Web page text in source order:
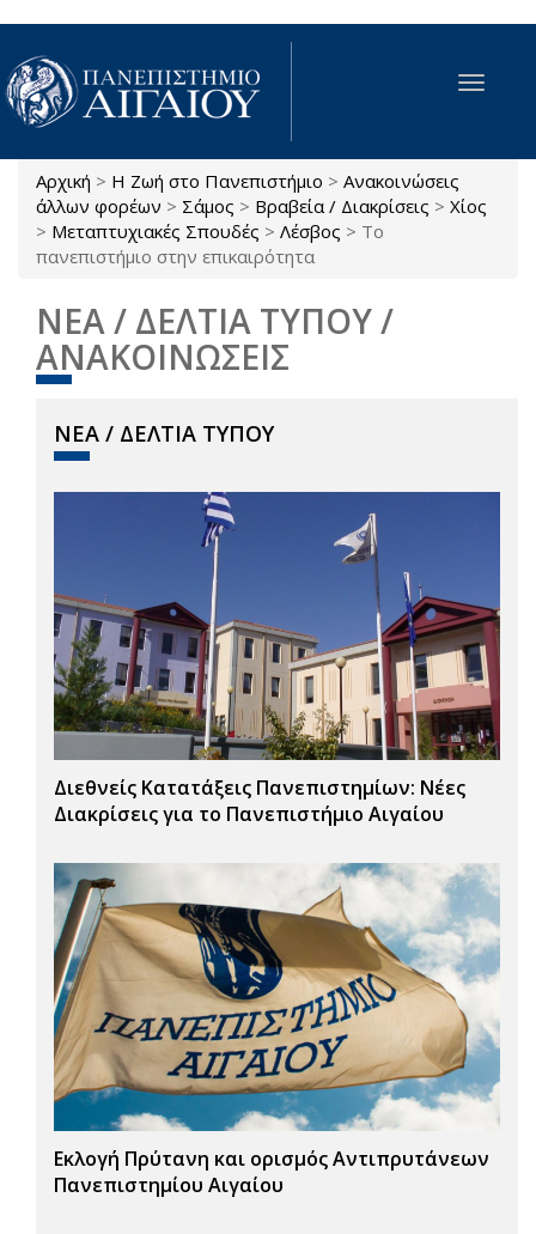
Παράκαμψη προς το κυρίως περιεχόμενο
Toggle
Είστε εδώ
Αρχική > Η Ζωή στο Πανεπιστήμιο > Ανακοινώσεις
άλλων φορέων > Σάμος > Βραβεία / Διακρίσεις > Χίος
> Μεταπτυχιακές Σπουδές > Λέσβος > Το
πανεπιστήμιο στην επικαιρότητα
ΝΕΑ / ΔΕΛΤΙΑ ΤΥΠΟΥ /
ΑΝΑΚΟΙΝΩΣΕΙΣ
ΝΕΑ / ΔΕΛΤΙΑ ΤΥΠΟΥ
Διεθνείς Κατατάξεις Πανεπιστημίων: Νέες
Διακρίσεις για το Πανεπιστήμιο Αιγαίου
Εκλογή Πρύτανη και ορισμός Αντιπρυτάνεων
Πανεπιστημίου Αιγαίου